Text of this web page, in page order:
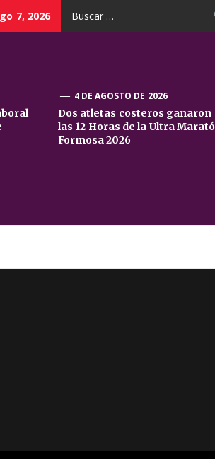
7, 2026
4 DE AGOSTO DE 2026
Dos atletas costeros ganaron
las 12 Horas de la Ultra
Formosa 2026